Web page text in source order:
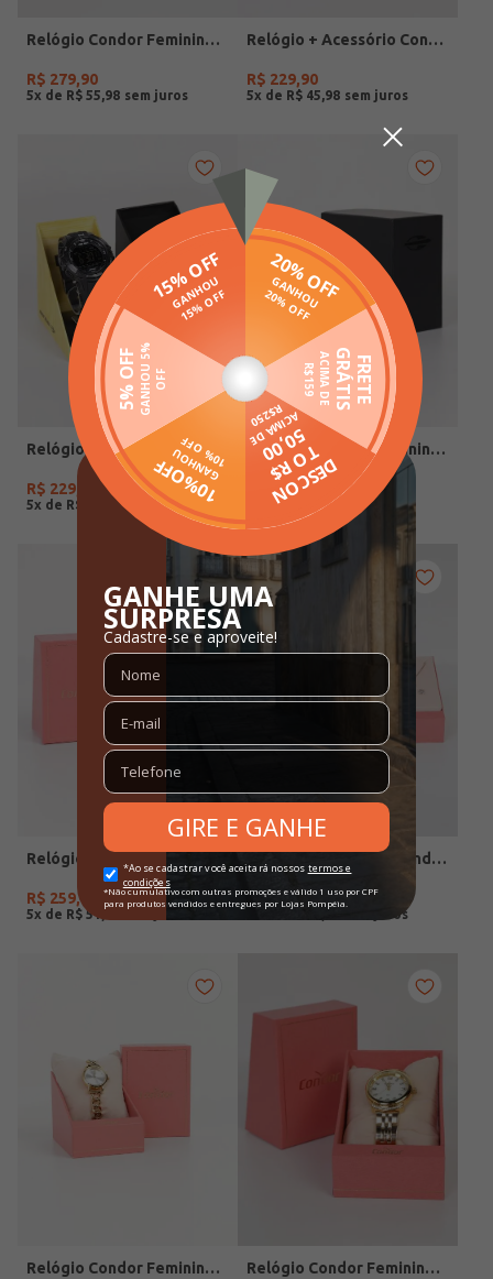
Relógio Condor Feminino DOURADO
R$ 279,90
5x de R$ 55 98
Relógio + Acessório Condor Feminino PRATA
R$ 229,90
5x de R$ 45 98
Relógio Mormaii Masculino PRETO
R$ 229
5x de R$ 98
Relógio Mormaii Feminino PRATA
299,90
x deR$ ,98
Relógio Condor Feminino DOURADO
R$ 259,90
5x de R$ 51 98
Relógio+Acessório Condor Feminino ROSE
R$279,90
x de R$ 98
Relógio Condor Feminino DOURADO Relógio Condor Feminino DOURADO